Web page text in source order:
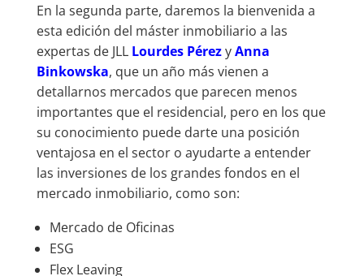
En la segunda parte, daremos la bienvenida a
esta edición del máster inmobiliario a las
expertas de JLL Lourdes PérezyAnna
Binkowska, que un año más vienen a
detallarnos mercados que parecen menos
importantes que el residencial, pero en los que
su conocimiento puede darte una posición
ventajosa en el sector o ayudarte a entender
las inversiones de los grandes fondos en el
mercado inmobiliario, como son:
Mercado de Oficinas
ESG
Flex Leaving